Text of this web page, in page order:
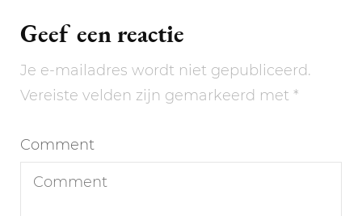
Geef een reactie
Je e-mailadres wordt niet gepubliceerd.
Vereiste velden zijn gemarkeerd met *
Comment